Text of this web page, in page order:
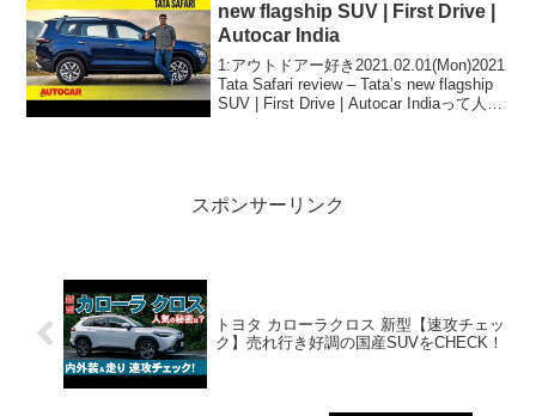
new flagship SUV | First Drive |
Autocar India
1:アウトドアー好き2021.02.01(Mon)2021
Tata Safari review – Tata’s new flagship
SUV | First Drive | Autocar Indiaって人気
スポンサーリンク
トヨタ カローラクロス 新型【速攻チェッ
ク】売れ行き好調の国産SUVをCHECK！